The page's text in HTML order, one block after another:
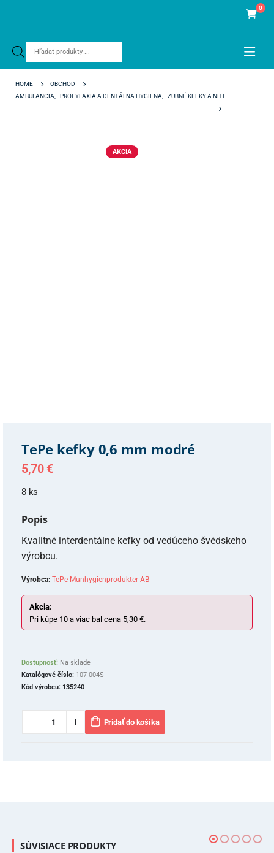
Products
0
HOME
OBCHOD
AMBULANCIA
PROFYLAXIA A DENTÁLNA HYGIENA ZUBNÉ KEFKY A NITE
AKCIA
TePe kefky 0,6 mm modré
5,70 €
8 ks
Popis
Kvalitné interdentálne kefky od vedúceho švédskeho
výrobcu.
Výrobca: TePe Munhygienprodukter AB
Akcia:
Pri kúpe 10 a viac bal cena 5,30 €.
Dostupnosť: Na sklade
Katalógové číslo: 107-004S
Kód výrobcu: 135240
Pridať do košíka
SÚVISIACE PRODUKTY